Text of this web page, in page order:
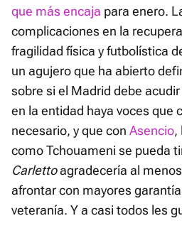
que más encaja para enero.
complicaciones en la
fragilidad física y futbolística
un agujero que ha abierto
sobre si el Madrid debe
en la entidad haya voces que
necesario, y que con Asencio,
como Tchouameni se pueda
Carlettoagradecería al
afrontar con mayores
veteranía. Y a casi todos les